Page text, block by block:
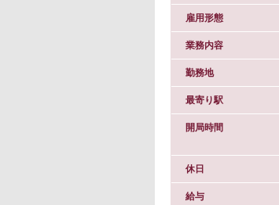
雇用形態
業務内容
勤務地
最寄り駅
開局時間
休日
給与